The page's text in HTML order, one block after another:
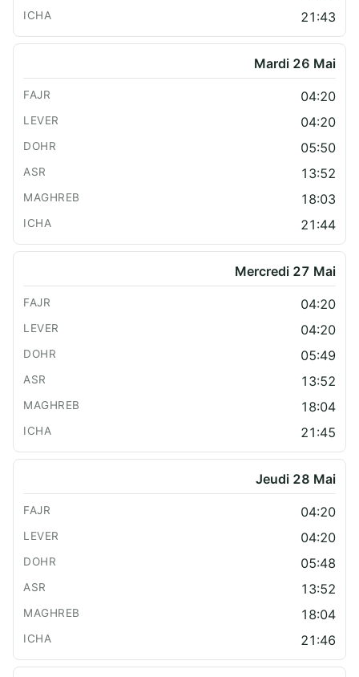
21:43
Mardi 26 Mai
04:20
04:20
05:50
13:52
18:03
21:44
Mercredi 27 Mai
04:20
04:20
05:49
13:52
18:04
21:45
Jeudi 28 Mai
04:20
04:20
05:48
13:52
18:04
21:46